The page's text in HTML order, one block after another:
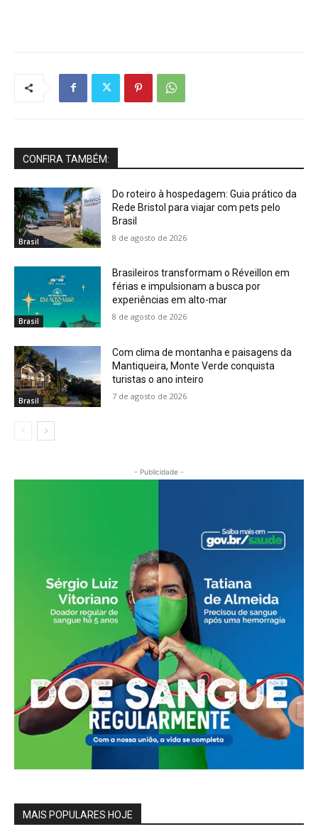
CONFIRA TAMBÉM:
Brasil
Do roteiro à hospedagem: Guia prático da
Rede Bristol para viajar com pets pelo
Brasil
8 de agosto de 2026
Brasil
Brasileiros transformam o Réveillon em
férias e impulsionam a busca por
experiências em alto-mar
8 de agosto de 2026
Brasil
Com clima de montanha e paisagens da
Mantiqueira, Monte Verde conquista
turistas o ano inteiro
7 de agosto de 2026
- Publicidade -
MAIS POPULARES HOJE